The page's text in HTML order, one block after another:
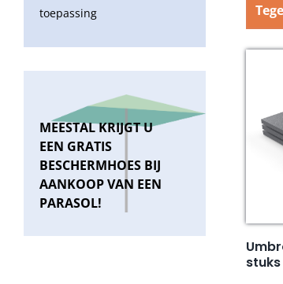
toepassing
MEESTAL KRIJGT U
EEN GRATIS
BESCHERMHOES BIJ
AANKOOP VAN EEN
PARASOL!